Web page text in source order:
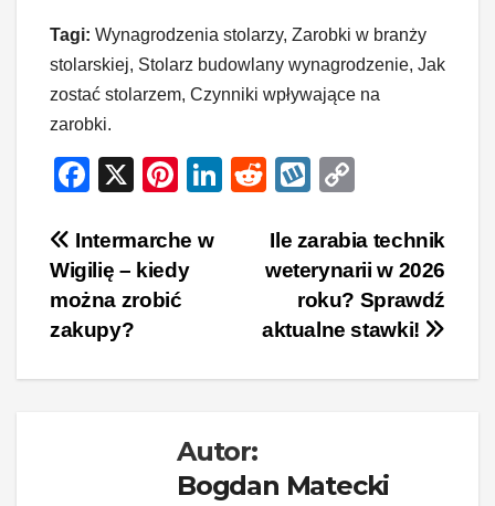
Tagi: Wynagrodzenia stolarzy, Zarobki w branży
stolarskiej, Stolarz budowlany wynagrodzenie, Jak
zostać stolarzem, Czynniki wpływające na
zarobki.
F
c
e
b
o
o
X
Pi
er
e
st
Li
R
d
di
t
W
o
p
p
y
Li
k
Nawigacja
wpisu
Ile zarabia technik
weterynarii w 2026
roku? Sprawdź
aktualne stawki!
Intermarche w
Wigilię – kiedy
można zrobić
zakupy?
Autor:
Bogdan Matecki